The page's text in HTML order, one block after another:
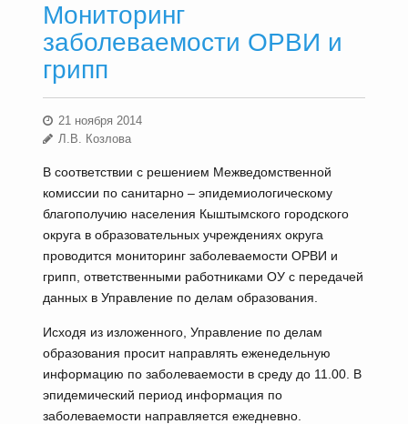
Мониторинг
заболеваемости ОРВИ и
грипп
21 ноября 2014
Л.В. Козлова
В соответствии с решением Межведомственной
комиссии по санитарно – эпидемиологическому
благополучию населения Кыштымского городского
округа в образовательных учреждениях округа
проводится мониторинг заболеваемости ОРВИ и
грипп, ответственными работниками ОУ с передачей
данных в Управление по делам образования.
Исходя из изложенного, Управление по делам
образования просит направлять еженедельную
информацию по заболеваемости в среду до 11.00. В
эпидемический период информация по
заболеваемости направляется ежедневно.